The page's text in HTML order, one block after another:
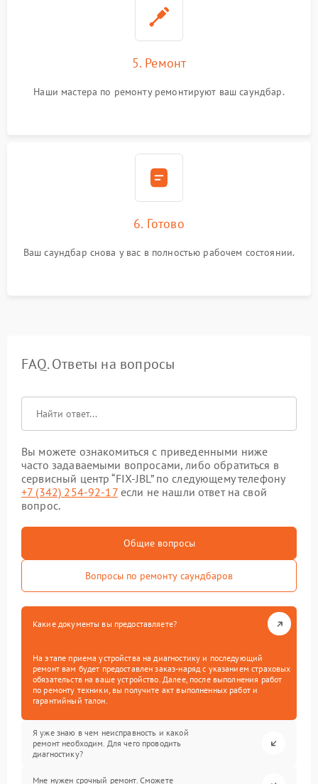
5. Ремонт
Наши мастера по ремонту ремонтируют ваш саундбар.
6. Готово
Ваш саундбар снова у вас в полностью рабочем состоянии.
FAQ. Ответы на вопросы
Вы можете ознакомиться с приведенными ниже
часто задаваемыми вопросами, либо обратиться в
сервисный центр “FIX-JBL” по следующему телефону
+7 (342) 254-92-17если не нашли ответ на свой
вопрос.
Общие вопросы
Вопросы по ремонту саундбаров
Какие документы вы предоставляете?
На этапе приема устройства на диагностику и последующий
ремонт вам будет предоставлен заказ-наряд с указанием страховых
обязательств на ваше устройство. Далее, после выполнения работ
по ремонту техники, вы получите акт выполненных работ и
гарантийный талон.
Я уже знаю в чем неисправность и какой
ремонт необходим. Для чего проводить
диагностику?
Мне нужен срочный ремонт. Сможете